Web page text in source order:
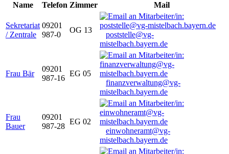
Name
Telefon Zimmer Mail
Sekretariat
/ Zentrale
09201
987-0
OG 13
poststelle@vg-
mistelbach.bayern.de
Frau Bär
09201
987-16
EG 05
finanzverwaltung@vg-
mistelbach.bayern.de
Frau
Bauer
09201
987-28
EG 02
einwohneramt@vg-
mistelbach.bayern.de